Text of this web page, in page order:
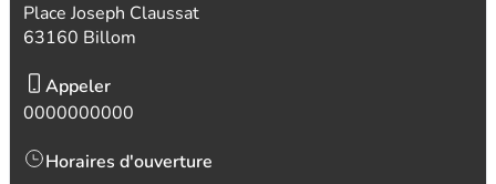
Place Joseph Claussat
63160 Billom
Appeler
0000000000
Horaires d'ouverture